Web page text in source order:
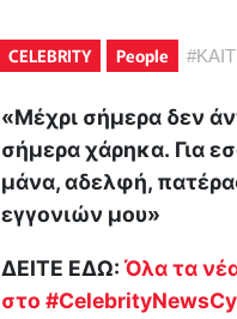
CELEBRITY People #
«Μέχρι σήμερα δεν
σήμερα χάρηκα. Για
μάνα, αδελφή,
εγγονιών μου»
ΔΕΙΤΕ ΕΔΩ: Όλα τα
στο